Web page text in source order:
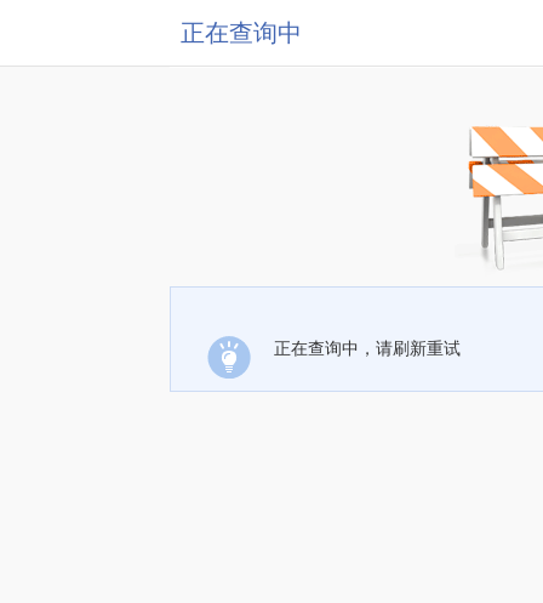
正在查询中
正在查询中，请刷新重试